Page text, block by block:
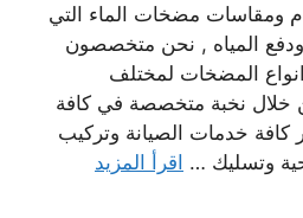
ومقاسات مضخات الماء التي
المياه , نحن متخصصون
المضخات لمختلف
نخبة متخصصة في كافة
كافة خدمات الصيانة وتركيب
وتسليك … اقرأ المزيد